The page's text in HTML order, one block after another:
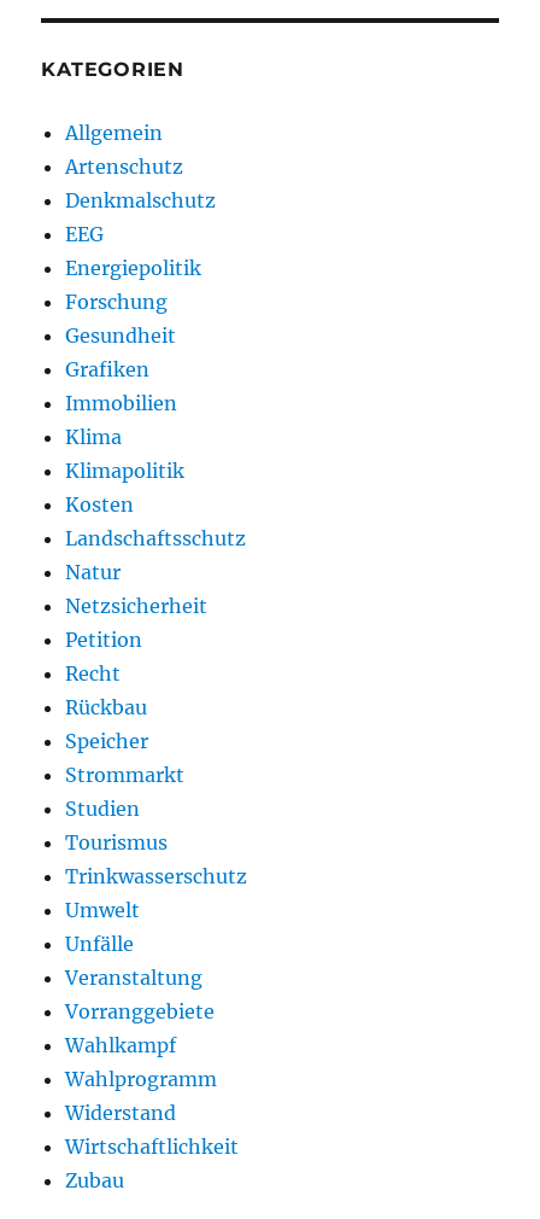
KATEGORIEN
Allgemein
Artenschutz
Denkmalschutz
EEG
Energiepolitik
Forschung
Gesundheit
Grafiken
Immobilien
Klima
Klimapolitik
Kosten
Landschaftsschutz
Natur
Netzsicherheit
Petition
Recht
Rückbau
Speicher
Strommarkt
Studien
Tourismus
Trinkwasserschutz
Umwelt
Unfälle
Veranstaltung
Vorranggebiete
Wahlkampf
Wahlprogramm
Widerstand
Wirtschaftlichkeit
Zubau